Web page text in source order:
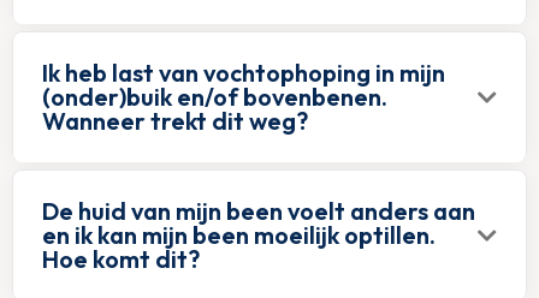
Ik heb last van vochtophoping in mijn
(onder)buik en/of bovenbenen.
Wanneer trekt dit weg?
De huid van mijn been voelt anders aan
en ik kan mijn been moeilijk optillen.
Hoe komt dit?